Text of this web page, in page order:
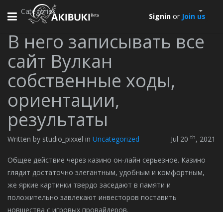
Toggle
Signin or Join us
Categories
В него записывать все
сайт Вулкан
собственные ходы,
ориентации,
результаты
Written by studio_pixxel in Uncategorized Jul 20 th, 2021
Общее действие через казино он-лайн серьезное. Казино
глядит достаточно элегантным, удобным и комфортным,
же яркие картинки твердо заседают в памяти и
положительно завлекают инвесторов поставить
новшества с игровых провайдеров.